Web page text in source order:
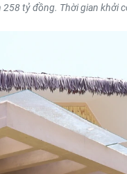
258 tỷ đồng. Thời gian